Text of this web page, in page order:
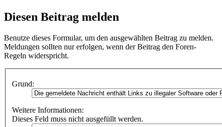
Diesen Beitrag melden
Benutze dieses Formular, um den ausgewählten Beitrag zu melden.
Meldungen sollten nur erfolgen, wenn der Beitrag den Foren-
Regeln widerspricht.
Grund:
Weitere Informationen:
Dieses Feld muss nicht ausgefüllt werden.